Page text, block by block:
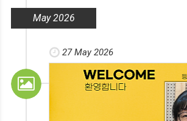
May 2026
27 May 2026